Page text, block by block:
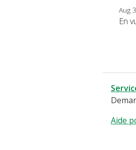
Aug
En
Aide